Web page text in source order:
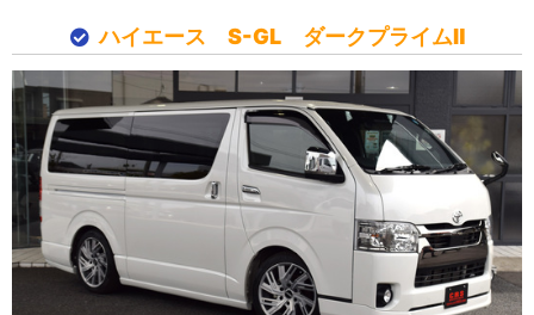
ハイエース S-GL ダークプライムⅡ